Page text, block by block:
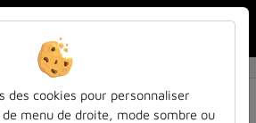
la recherche
des cookies pour personnaliser
menu de droite, mode sombre ou